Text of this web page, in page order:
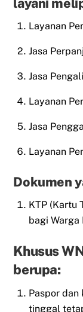
layani
Layanan
Jasa
Jasa
Layanan
Jasa
Layanan
Dokumen
KTP (Kartu
bagi Warga
Khusus
berupa:
Paspor
tinggal